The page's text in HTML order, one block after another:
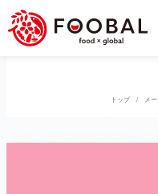
トップ メ